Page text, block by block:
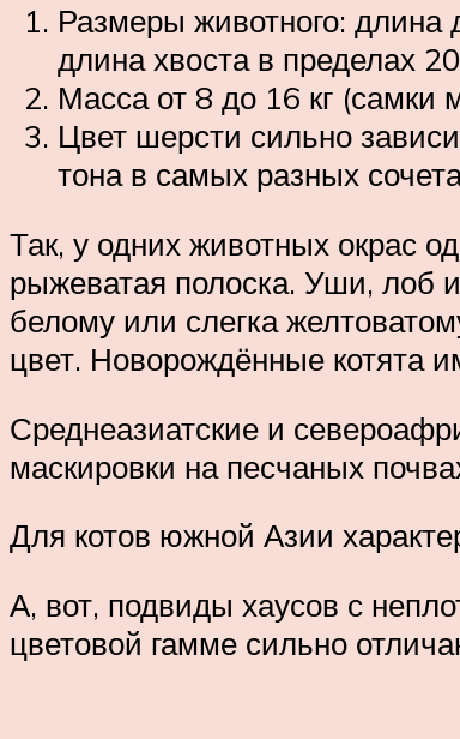
Размеры животного: длина
длина хвоста в пределах
Масса от 8 до 16 кг (самки
Цвет шерсти сильно
тона в самых разных
Так, у одних животных окрас
рыжеватая полоска. Уши, лоб
белому или слегка
цвет. Новорождённые котята
Среднеазиатские и
маскировки на песчаных
Для котов южной Азии
А, вот, подвиды хаусов с
цветовой гамме сильно